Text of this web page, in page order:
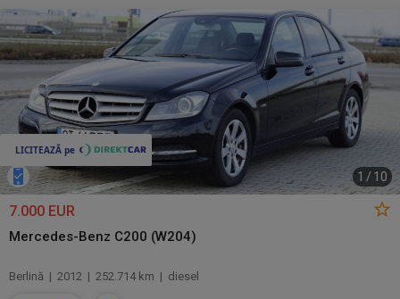
1 / 10
7.000 EUR
Mercedes-Benz C200 (W204)
Berlină | 2012 | 252.714 km | diesel